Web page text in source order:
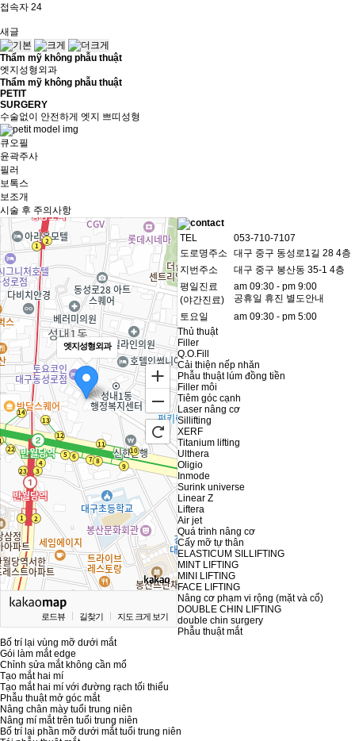
접속자 24
새글
Thẩm mỹ không phẫu thuật
엣지성형외과
Thẩm mỹ không phẫu thuật
PETIT
SURGERY
수술없이 안전하게 엣지 쁘띠성형
큐오필
윤곽주사
필러
보톡스
보조개
시술 후 주의사항
엣지성형외과
로드뷰 길찾기 지도 크게 보기
TEL
053-710-7107
도로명주소
대구 중구 동성로1길 28 4층
지번주소
대구 중구 봉산동 35-1 4층
평일진료
(야간진료)
am 09:30 - pm 9:00
공휴일 휴진 별도안내
토요일
am 09:30 - pm 5:00
Thủ thuật
Filler
Q.O.Fill
Cải thiện nếp nhăn
Phẫu thuật lúm đồng tiền
Filler môi
Tiêm góc cạnh
Laser nâng cơ
Sillifting
XERF
Titanium lifting
Ulthera
Oligio
Inmode
Surink universe
Linear Z
Liftera
Air jet
Quá trình nâng cơ
Cấy mỡ tự thân
ELASTICUM SILLIFTING
MINT LIFTING
MINI LIFTING
FACE LIFTING
Nâng cơ phạm vi rộng (mặt và cổ)
DOUBLE CHIN LIFTING
double chin surgery
Phẫu thuật mắt
Bố trí lại vùng mỡ dưới mắt
Gói làm mắt edge
Chỉnh sửa mắt không cần mổ
Tạo mắt hai mí
Tạo mắt hai mí với đường rạch tối thiểu
Phẫu thuật mở góc mắt
Nâng chân mày tuổi trung niên
Nâng mí mắt trên tuổi trung niên
Bố trí lại phần mỡ dưới mắt tuổi trung niên